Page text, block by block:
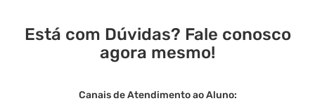
Está com Dúvidas? Fale conosco
agora mesmo!
Canais de Atendimento ao Aluno: